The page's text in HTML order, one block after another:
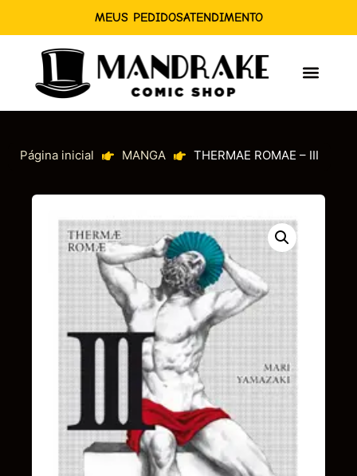
MEUS PEDIDOSATENDIMENTO
Página inicial MANGA THERMAE ROMAE – III